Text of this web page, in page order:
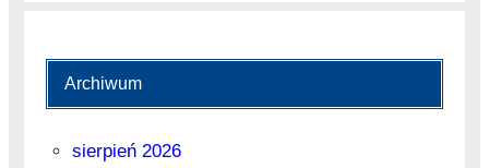
Archiwum
sierpień 2026